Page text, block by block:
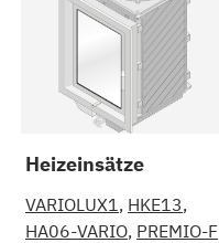
Heizeinsätze
VARIOLUX1 HKE13
HA06-VARIO PREMIO-F